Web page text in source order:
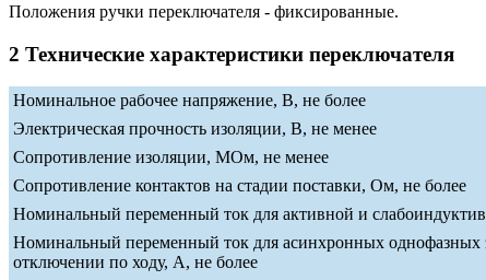
Положения ручки переключателя - фиксированные.
2 Технические характеристики переключателя
Номинальное рабочее напряжение, В, не более
Электрическая прочность изоляции, В, не менее
Сопротивление изоляции, МОм, не менее
Сопротивление контактов на стадии поставки, Ом, не более
Номинальный переменный ток для активной и
Номинальный переменный ток для асинхронных однофазных
отключении по ходу, А, не более